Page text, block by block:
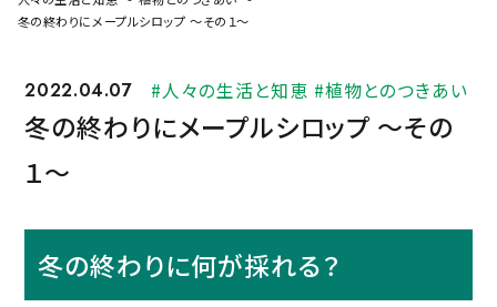
冬の終わりにメープルシロップ 〜その１〜
2022.04.07 #人々の生活と知恵 #植物とのつきあい
冬の終わりにメープルシロップ 〜その
１〜
冬の終わりに何が採れる？